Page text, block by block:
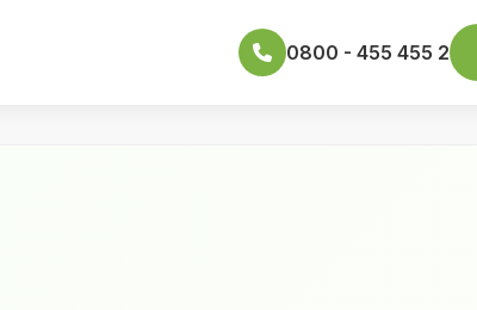
0800 - 455 455 2